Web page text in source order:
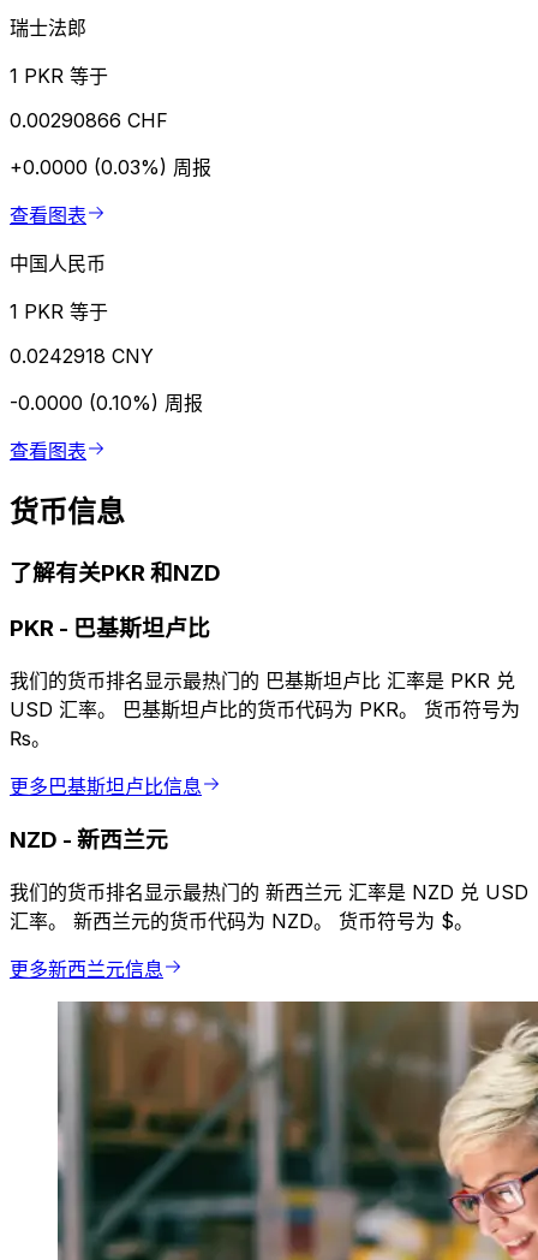
瑞士法郎
1 PKR 等于
0.00290866 CHF
+0.0000 (0.03%) 周报
查看图表
中国人民币
1 PKR 等于
0.0242918 CNY
-0.0000 (0.10%) 周报
查看图表
货币信息
了解有关PKR 和NZD
PKR - 巴基斯坦卢比
我们的货币排名显示最热门的 巴基斯坦卢比 汇率是 PKR 兑
USD 汇率。 巴基斯坦卢比的货币代码为 PKR。 货币符号为
₨。
更多巴基斯坦卢比信息
NZD - 新西兰元
我们的货币排名显示最热门的 新西兰元 汇率是 NZD 兑 USD
汇率。 新西兰元的货币代码为 NZD。 货币符号为 $。
更多新西兰元信息